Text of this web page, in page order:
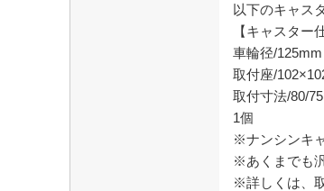
以下のキャス
【キャスター
車輪径/125mm
取付座/
取付寸法/80/
1個
※ナンシンキ
※あくまでも
※詳しくは、